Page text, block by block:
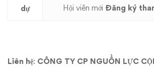
dự
Hội viên mới Đăng ký
Liên hệ: CÔNG TY CP NGUỒN LỰC